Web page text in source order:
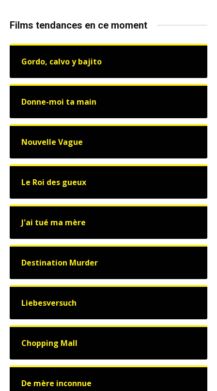
Films tendances en ce moment
Gordo, calvo y bajito
Donne-moi ta main
Nouvelle Vague
Le Roi des gueux
J'ai tué ma mère
Destination Murder
Liebesversuch
Chopping Mall
De mère inconnue